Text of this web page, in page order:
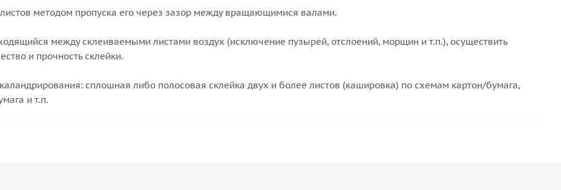
методом пропуска его через зазор между вращающимися валами.
между склеиваемыми листами воздух (исключение пузырей, отслоений, морщин и т.п.), осуществить
и прочность склейки.
сплошная либо полосовая склейка двух и более листов (кашировка) по схемам картон/бумага,
и т.п.